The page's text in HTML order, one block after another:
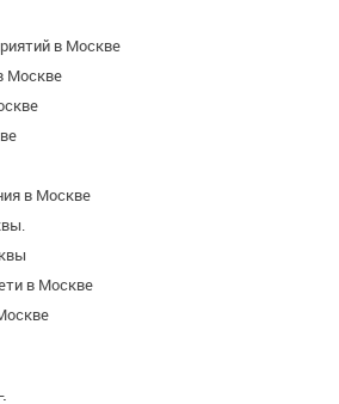
в Москве
Москве
в Москве
в Москве